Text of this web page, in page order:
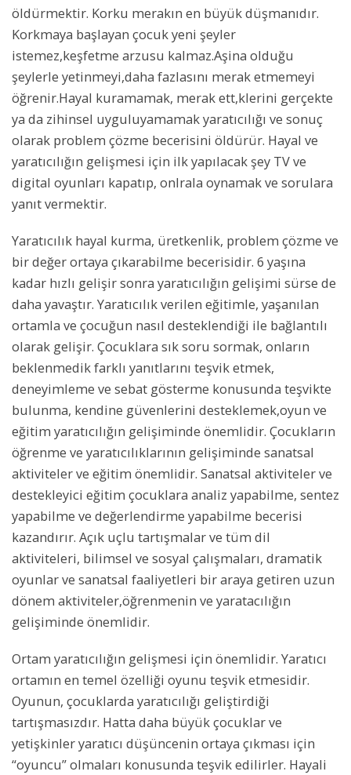
öldürmektir. Korku merakın en büyük düşmanıdır.
Korkmaya başlayan çocuk yeni şeyler
istemez,keşfetme arzusu kalmaz.Aşina olduğu
şeylerle yetinmeyi,daha fazlasını merak etmemeyi
öğrenir.Hayal kuramamak, merak ett,klerini gerçekte
ya da zihinsel uyguluyamamak yaratıcılığı ve sonuç
olarak problem çözme becerisini öldürür. Hayal ve
yaratıcılığın gelişmesi için ilk yapılacak şey TV ve
digital oyunları kapatıp, onlrala oynamak ve sorulara
yanıt vermektir.
Yaratıcılık hayal kurma, üretkenlik, problem çözme ve
bir değer ortaya çıkarabilme becerisidir. 6 yaşına
kadar hızlı gelişir sonra yaratıcılığın gelişimi sürse de
daha yavaştır. Yaratıcılık verilen eğitimle, yaşanılan
ortamla ve çocuğun nasıl desteklendiği ile bağlantılı
olarak gelişir. Çocuklara sık soru sormak, onların
beklenmedik farklı yanıtlarını teşvik etmek,
deneyimleme ve sebat gösterme konusunda teşvikte
bulunma, kendine güvenlerini desteklemek,oyun ve
eğitim yaratıcılığın gelişiminde önemlidir. Çocukların
öğrenme ve yaratıcılıklarının gelişiminde sanatsal
aktiviteler ve eğitim önemlidir. Sanatsal aktiviteler ve
destekleyici eğitim çocuklara analiz yapabilme, sentez
yapabilme ve değerlendirme yapabilme becerisi
kazandırır. Açık uçlu tartışmalar ve tüm dil
aktiviteleri, bilimsel ve sosyal çalışmaları, dramatik
oyunlar ve sanatsal faaliyetleri bir araya getiren uzun
dönem aktiviteler,öğrenmenin ve yaratacılığın
gelişiminde önemlidir.
Ortam yaratıcılığın gelişmesi için önemlidir. Yaratıcı
ortamın en temel özelliği oyunu teşvik etmesidir.
Oyunun, çocuklarda yaratıcılığı geliştirdiği
tartışmasızdır. Hatta daha büyük çocuklar ve
yetişkinler yaratıcı düşüncenin ortaya çıkması için
“oyuncu” olmaları konusunda teşvik edilirler. Hayali